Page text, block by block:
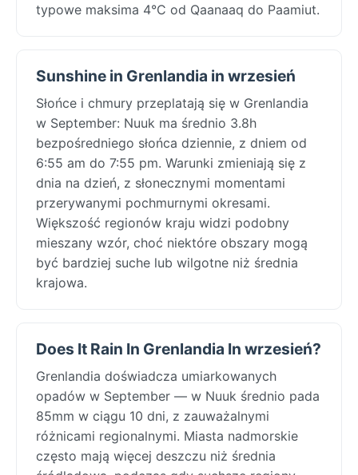
typowe maksima 4°C od Qaanaaq do Paamiut.
Sunshine in Grenlandia in wrzesień
Słońce i chmury przeplatają się w Grenlandia
w September: Nuuk ma średnio 3.8h
bezpośredniego słońca dziennie, z dniem od
6:55 am do 7:55 pm. Warunki zmieniają się z
dnia na dzień, z słonecznymi momentami
przerywanymi pochmurnymi okresami.
Większość regionów kraju widzi podobny
mieszany wzór, choć niektóre obszary mogą
być bardziej suche lub wilgotne niż średnia
krajowa.
Does It Rain In Grenlandia In wrzesień?
Grenlandia doświadcza umiarkowanych
opadów w September — w Nuuk średnio pada
85mm w ciągu 10 dni, z zauważalnymi
różnicami regionalnymi. Miasta nadmorskie
często mają więcej deszczu niż średnia